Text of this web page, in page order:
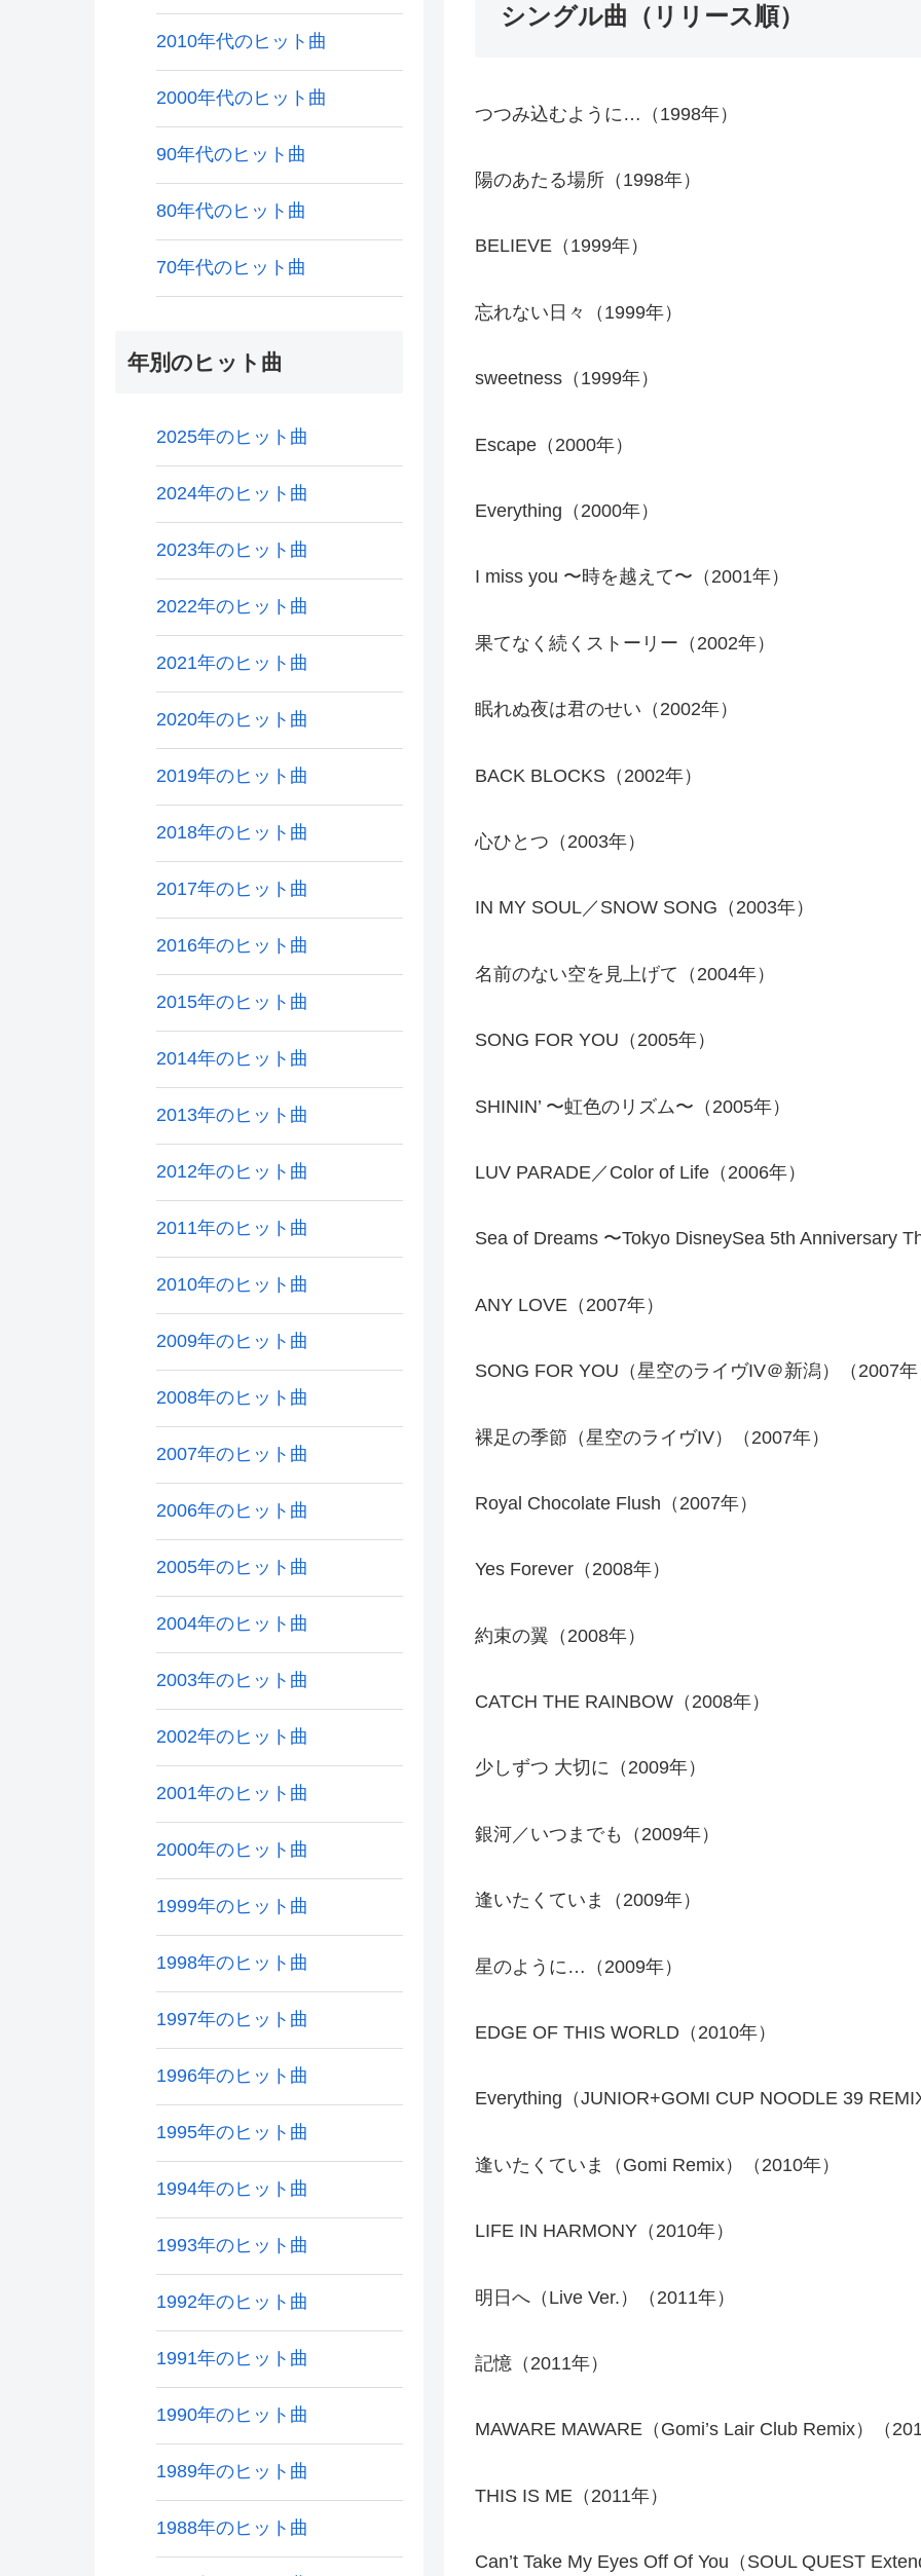
シングル曲（リリース順）
つつみ込むように…（1998年）
陽のあたる場所（1998年）
BELIEVE（1999年）
忘れない日々（1999年）
sweetness（1999年）
Escape（2000年）
Everything（2000年）
I miss you 〜時を越えて〜（2001年）
果てなく続くストーリー（2002年）
眠れぬ夜は君のせい（2002年）
BACK BLOCKS（2002年）
心ひとつ（2003年）
IN MY SOUL／SNOW SONG（2003年）
名前のない空を見上げて（2004年）
SONG FOR YOU（2005年）
SHININ’ 〜虹色のリズム〜（2005年）
LUV PARADE／Color of Life（2006年）
Sea of Dreams 〜Tokyo DisneySea 5th Anniversary
ANY LOVE（2007年）
SONG FOR YOU（星空のライヴIV＠新潟）（2007
裸足の季節（星空のライヴIV）（2007年）
Royal Chocolate Flush（2007年）
Yes Forever（2008年）
約束の翼（2008年）
CATCH THE RAINBOW（2008年）
少しずつ 大切に（2009年）
銀河／いつまでも（2009年）
逢いたくていま（2009年）
星のように…（2009年）
EDGE OF THIS WORLD（2010年）
Everything（JUNIOR+GOMI CUP NOODLE 39
逢いたくていま（Gomi Remix）（2010年）
LIFE IN HARMONY（2010年）
明日へ（Live Ver.）（2011年）
記憶（2011年）
MAWARE MAWARE（Gomi’s Lair Club Remix）（
THIS IS ME（2011年）
Can’t Take My Eyes Off Of You（SOUL QUEST
2010年代のヒット曲
2000年代のヒット曲
90年代のヒット曲
80年代のヒット曲
70年代のヒット曲
年別のヒット曲
2025年のヒット曲
2024年のヒット曲
2023年のヒット曲
2022年のヒット曲
2021年のヒット曲
2020年のヒット曲
2019年のヒット曲
2018年のヒット曲
2017年のヒット曲
2016年のヒット曲
2015年のヒット曲
2014年のヒット曲
2013年のヒット曲
2012年のヒット曲
2011年のヒット曲
2010年のヒット曲
2009年のヒット曲
2008年のヒット曲
2007年のヒット曲
2006年のヒット曲
2005年のヒット曲
2004年のヒット曲
2003年のヒット曲
2002年のヒット曲
2001年のヒット曲
2000年のヒット曲
1999年のヒット曲
1998年のヒット曲
1997年のヒット曲
1996年のヒット曲
1995年のヒット曲
1994年のヒット曲
1993年のヒット曲
1992年のヒット曲
1991年のヒット曲
1990年のヒット曲
1989年のヒット曲
1988年のヒット曲